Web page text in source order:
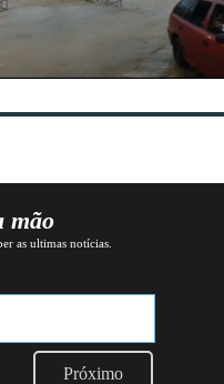
mão
as ultimas notícias.
Próximo